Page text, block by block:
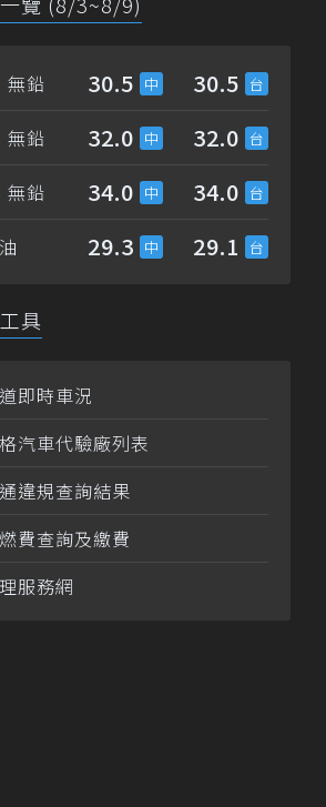
無鉛 30.5 30.5
無鉛 32.0 32.0
無鉛 34.0 34.0
29.3 29.1
具
即時車況
汽車代驗廠列表
違規查詢結果
費查詢及繳費
服務網